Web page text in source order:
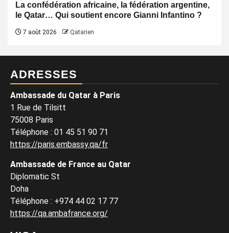
La confédération africaine, la fédération argentine,
le Qatar… Qui soutient encore Gianni Infantino ?
7 août 2026 Qatarien
ADRESSES
Ambassade du Qatar à Paris
1 Rue de Tilsitt
75008 Paris
Téléphone : 01 45 51 90 71
https://paris.embassy.qa/fr
Ambassade de France au Qatar
Diplomatic St
Doha
Téléphone : +974 44 02 17 77
https://qa.ambafrance.org/